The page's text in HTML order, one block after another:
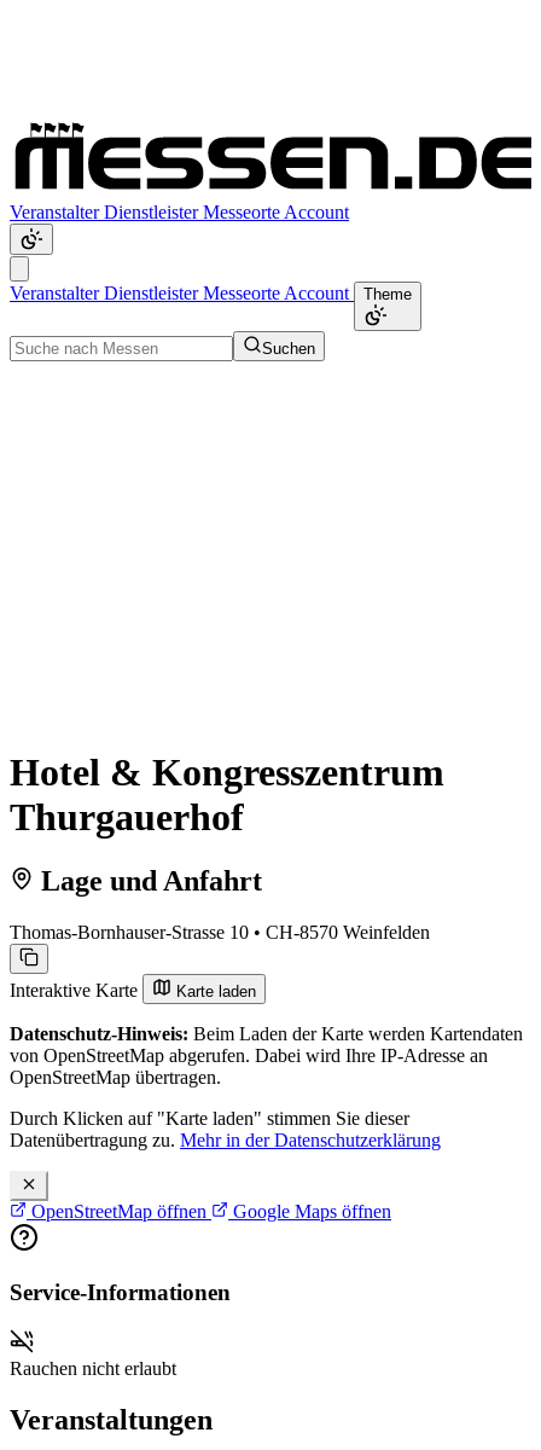
VeranstalterDienstleisterMesseorte Account
VeranstalterDienstleisterMesseorte Account Theme
Suchen
Hotel & Kongresszentrum
Thurgauerhof
Lage und Anfahrt
Thomas-Bornhauser-Strasse 10 • CH-8570 Weinfelden
Interaktive Karte Karte laden
Datenschutz-Hinweis: Beim Laden der Karte werden Kartendaten
von OpenStreetMap abgerufen. Dabei wird Ihre IP-Adresse an
OpenStreetMap übertragen.
Durch Klicken auf "Karte laden" stimmen Sie dieser
Datenübertragung zu. Mehr in der Datenschutzerklärung
OpenStreetMap öffnen Google Maps öffnen
Service-Informationen
Rauchen nicht erlaubt
Veranstaltungen